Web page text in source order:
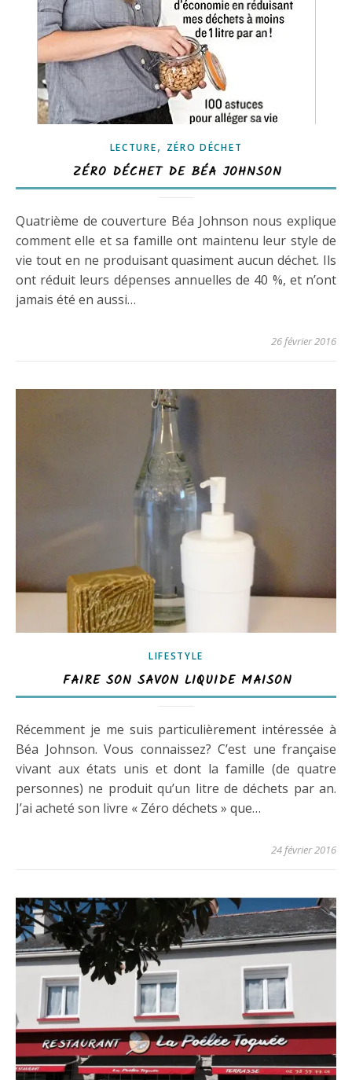
LECTURE, ZÉRO DÉCHET
ZÉRO DÉCHET DE BÉA JOHNSON
Quatrième de couverture Béa Johnson nous explique
comment elle et sa famille ont maintenu leur style de
vie tout en ne produisant quasiment aucun déchet. Ils
ont réduit leurs dépenses annuelles de 40 %, et n’ont
jamais été en aussi…
26 février 2016
LIFESTYLE
FAIRE SON SAVON LIQUIDE MAISON
Récemment je me suis particulièrement intéressée à
Béa Johnson. Vous connaissez? C’est une française
vivant aux états unis et dont la famille (de quatre
personnes) ne produit qu’un litre de déchets par an.
J’ai acheté son livre « Zéro déchets » que…
24 février 2016